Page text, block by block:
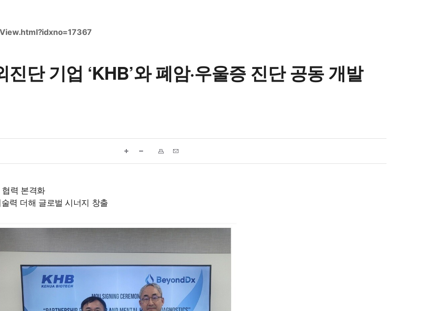
단 기업 ‘KHB’와 폐암·우울증 진단 공동 개발
협력 본격화
력 더해 글로벌 시너지 창출